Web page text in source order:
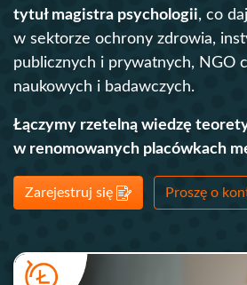
tytuł magistra psychologii, co
w sektorze ochrony zdrowia,
publicznych i prywatnych, NGO
naukowych i badawczych.
Łączymy rzetelną wiedzę
w renomowanych placówkach
Zarejestruj się Proszę o